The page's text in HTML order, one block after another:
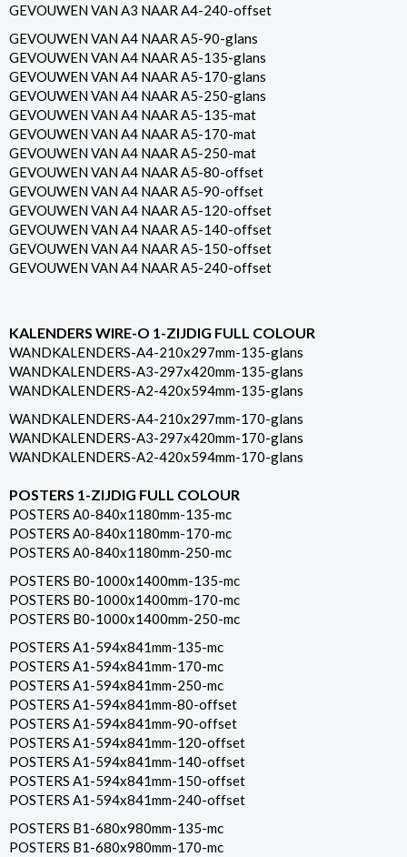
GEVOUWEN VAN A3 NAAR A4-240-offset
GEVOUWEN VAN A4 NAAR A5-90-glans
GEVOUWEN VAN A4 NAAR A5-135-glans
GEVOUWEN VAN A4 NAAR A5-170-glans
GEVOUWEN VAN A4 NAAR A5-250-glans
GEVOUWEN VAN A4 NAAR A5-135-mat
GEVOUWEN VAN A4 NAAR A5-170-mat
GEVOUWEN VAN A4 NAAR A5-250-mat
GEVOUWEN VAN A4 NAAR A5-80-offset
GEVOUWEN VAN A4 NAAR A5-90-offset
GEVOUWEN VAN A4 NAAR A5-120-offset
GEVOUWEN VAN A4 NAAR A5-140-offset
GEVOUWEN VAN A4 NAAR A5-150-offset
GEVOUWEN VAN A4 NAAR A5-240-offset
KALENDERS WIRE-O 1-ZIJDIG FULL COLOUR
WANDKALENDERS-A4-210x297mm-135-glans
WANDKALENDERS-A3-297x420mm-135-glans
WANDKALENDERS-A2-420x594mm-135-glans
WANDKALENDERS-A4-210x297mm-170-glans
WANDKALENDERS-A3-297x420mm-170-glans
WANDKALENDERS-A2-420x594mm-170-glans
POSTERS 1-ZIJDIG FULL COLOUR
POSTERS A0-840x1180mm-135-mc
POSTERS A0-840x1180mm-170-mc
POSTERS A0-840x1180mm-250-mc
POSTERS B0-1000x1400mm-135-mc
POSTERS B0-1000x1400mm-170-mc
POSTERS B0-1000x1400mm-250-mc
POSTERS A1-594x841mm-135-mc
POSTERS A1-594x841mm-170-mc
POSTERS A1-594x841mm-250-mc
POSTERS A1-594x841mm-80-offset
POSTERS A1-594x841mm-90-offset
POSTERS A1-594x841mm-120-offset
POSTERS A1-594x841mm-140-offset
POSTERS A1-594x841mm-150-offset
POSTERS A1-594x841mm-240-offset
POSTERS B1-680x980mm-135-mc
POSTERS B1-680x980mm-170-mc